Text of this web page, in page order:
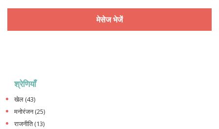
श्रेणियाँ
खेल (43)
मनोरंजन(25)
राजनीति(13)